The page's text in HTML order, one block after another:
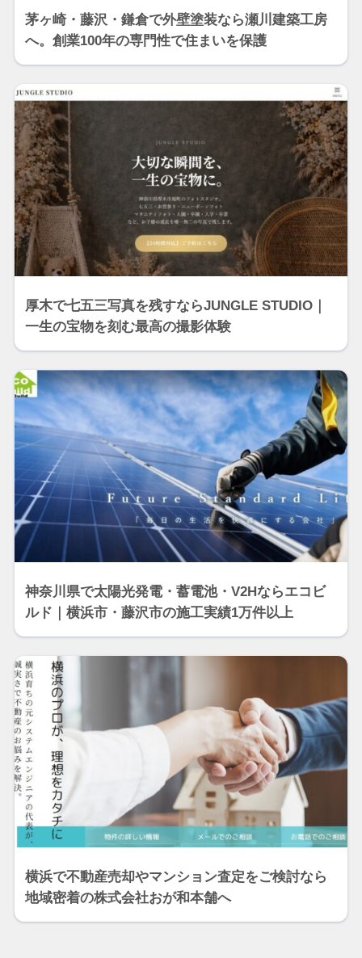
茅ヶ崎・藤沢・鎌倉で外壁塗装なら瀬川建築工房
へ。創業100年の専門性で住まいを保護
厚木で七五三写真を残すならJUNGLE STUDIO｜
一生の宝物を刻む最高の撮影体験
神奈川県で太陽光発電・蓄電池・V2Hならエコビ
ルド｜横浜市・藤沢市の施工実績1万件以上
横浜で不動産売却やマンション査定をご検討なら
地域密着の株式会社おが和本舗へ